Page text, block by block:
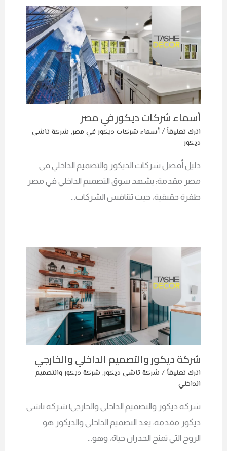
أسماء شركات ديكور في مصر
اترك تعليقاً/أسماء شركات ديكور في مصر, شركة تاشي
ديكور
دليل أفضل شركات الديكور والتصميم الداخلي في
مصر مقدمة: يشهد سوق التصميم الداخلي في مصر
طفرة حقيقية، حيث تتنافس الشركات…
شركة ديكور والتصميم الداخلي والخارجي
اترك تعليقاً/ شركة تاشي ديكور, شركة ديكور والتصميم
الداخلي
شركة ديكور والتصميم الداخلي والخارجي| شركة تاشي
ديكور مقدمة: يعد التصميم الداخلي والديكور هو
الروح التي تمنح الجدران حياة، وهو…